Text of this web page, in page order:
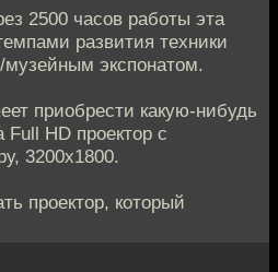
2500 часов работы эта
развития техники
музейным экспонатом.
приобрести какую-нибудь
HD проектор с
3200x1800.
проектор, который